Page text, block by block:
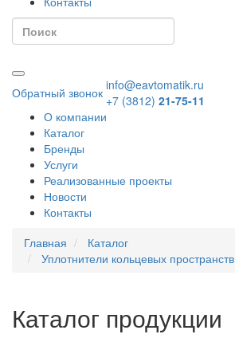
Обратный звонок info@eavtomatik.ru
+7 (3812) 21-75-11
О компании
Каталог
Бренды
Услуги
Реализованные проекты
Новости
Контакты
Главная
Каталог
Уплотнители кольцевых пространств
Каталог продукции